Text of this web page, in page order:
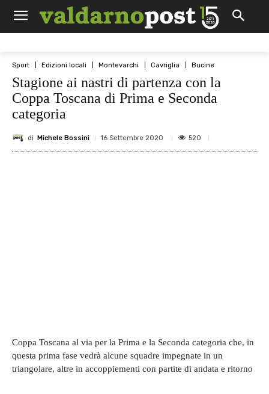
Sport Edizioni locali Montevarchi Cavriglia Bucine
Stagione ai nastri di partenza con la
Coppa Toscana di Prima e Seconda
categoria
di Michele Bossini 16 Settembre 2020 520
Coppa Toscana al via per la Prima e la Seconda categoria che, in
questa prima fase vedrà alcune squadre impegnate in un
triangolare, altre in accoppiementi con partite di andata e ritorno